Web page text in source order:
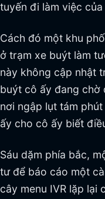
tuyến đi làm việc
Cách đó một khu
ở trạm xe buýt làm
này không cập nhật
buýt cô ấy đang chờ
nơi ngập lụt tám
ấy cho cô ấy biết
Sáu dặm phía bắc,
tư để báo cáo một
cây menu IVR lặp lại